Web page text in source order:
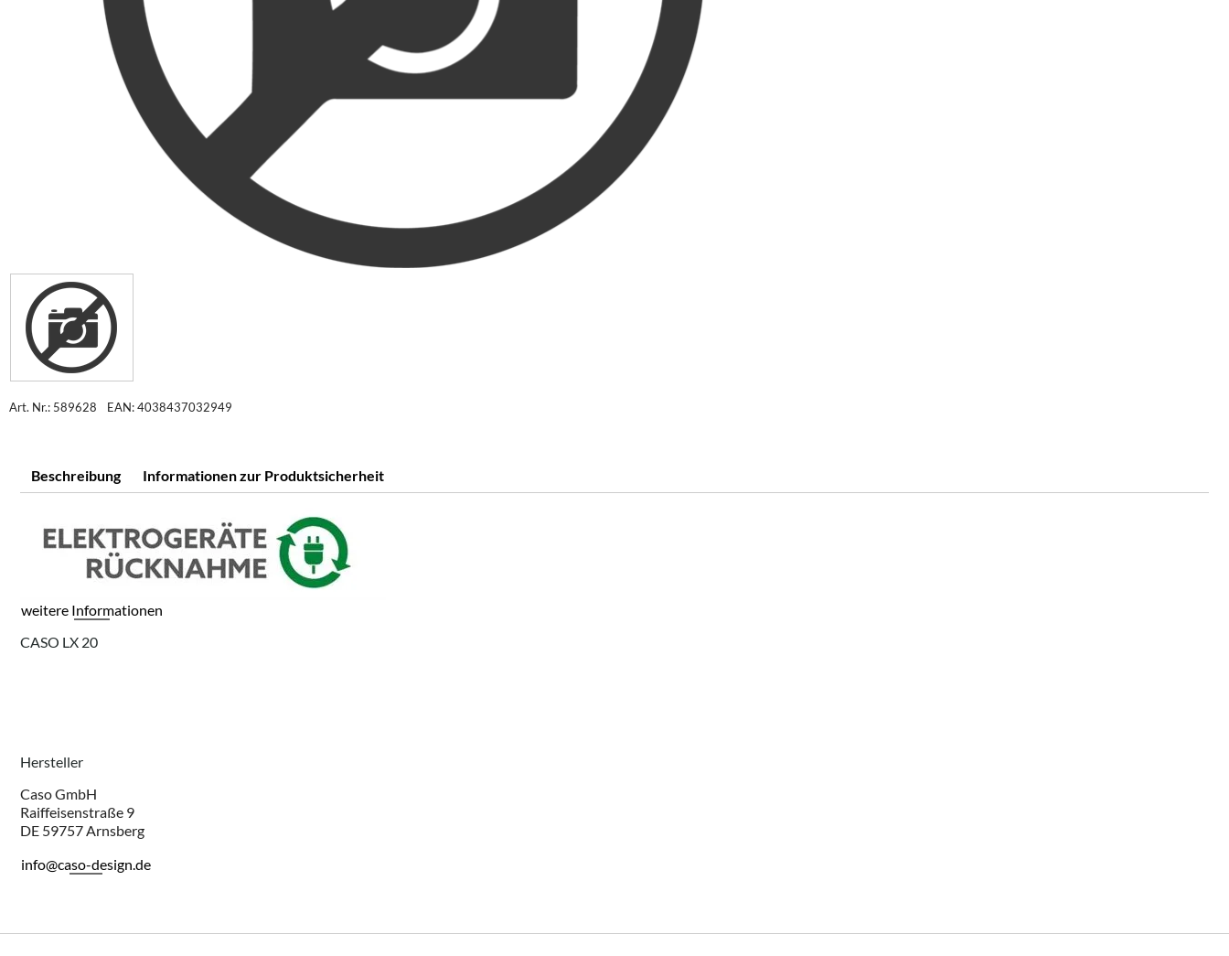
Art. Nr.: 589628 EAN: 4038437032949
Beschreibung Informationen zur Produktsicherheit
weitere Informationen
CASO LX 20
Hersteller
Caso GmbH
Raiffeisenstraße 9
DE 59757 Arnsberg
info@caso-design.de